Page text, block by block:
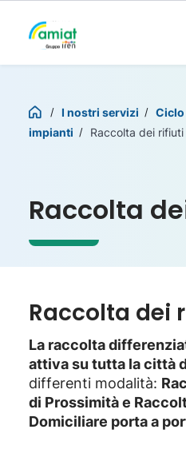
I nostri servizi
impianti
Raccolta dei rifiuti
Raccolta
Raccolta dei
La raccolta
attiva su tutta la città
differenti modalità:
di Prossimità e
Domiciliare porta a